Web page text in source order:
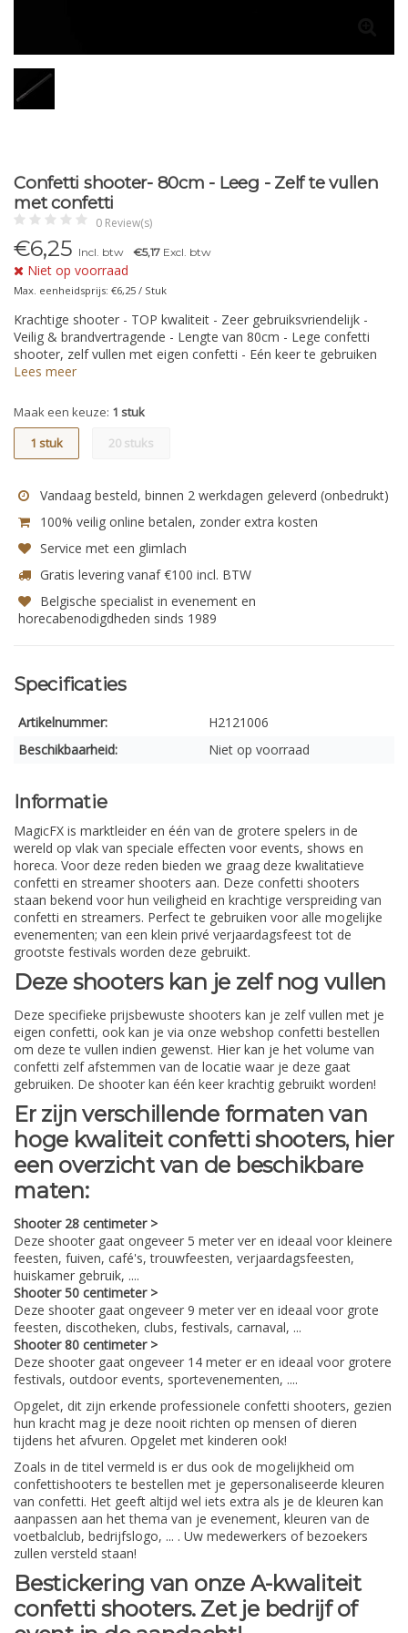
Confetti shooter- 80cm - Leeg - Zelf te vullen
met confetti
0 Review(s)
€6,25 Incl. btw €5,17 Excl. btw
Niet op voorraad
Max. eenheidsprijs: €6,25 / Stuk
Krachtige shooter - TOP kwaliteit - Zeer gebruiksvriendelijk -
Veilig & brandvertragende - Lengte van 80cm - Lege confetti
shooter, zelf vullen met eigen confetti - Eén keer te gebruiken
Lees meer
Maak een keuze: 1 stuk
1 stuk
20 stuks
Vandaag besteld, binnen 2 werkdagen geleverd (onbedrukt)
100% veilig online betalen, zonder extra kosten
Service met een glimlach
Gratis levering vanaf €100 incl. BTW
Belgische specialist in evenement en
horecabenodigdheden sinds 1989
Specificaties
Artikelnummer:
H2121006
Beschikbaarheid:
Niet op voorraad
Informatie
MagicFX is marktleider en één van de grotere spelers in de
wereld op vlak van speciale effecten voor events, shows en
horeca. Voor deze reden bieden we graag deze kwalitatieve
confetti en streamer shooters aan. Deze confetti shooters
staan bekend voor hun veiligheid en krachtige verspreiding van
confetti en streamers. Perfect te gebruiken voor alle mogelijke
evenementen; van een klein privé verjaardagsfeest tot de
grootste festivals worden deze gebruikt.
Deze shooters kan je zelf nog vullen
Deze specifieke prijsbewuste shooters kan je zelf vullen met je
eigen confetti, ook kan je via onze webshop confetti bestellen
om deze te vullen indien gewenst. Hier kan je het volume van
confetti zelf afstemmen van de locatie waar je deze gaat
gebruiken. De shooter kan één keer krachtig gebruikt worden!
Er zijn verschillende formaten van
hoge kwaliteit confetti shooters, hier
een overzicht van de beschikbare
maten:
Shooter 28 centimeter >
Deze shooter gaat ongeveer 5 meter ver en ideaal voor kleinere
feesten, fuiven, café's, trouwfeesten, verjaardagsfeesten,
huiskamer gebruik, ....
Shooter 50 centimeter >
Deze shooter gaat ongeveer 9 meter ver en ideaal voor grote
feesten, discotheken, clubs, festivals, carnaval, ...
Shooter 80 centimeter >
Deze shooter gaat ongeveer 14 meter er en ideaal voor grotere
festivals, outdoor events, sportevenementen, ....
Opgelet, dit zijn erkende professionele confetti shooters, gezien
hun kracht mag je deze nooit richten op mensen of dieren
tijdens het afvuren. Opgelet met kinderen ook!
Zoals in de titel vermeld is er dus ook de mogelijkheid om
confettishooters te bestellen met je gepersonaliseerde kleuren
van confetti. Het geeft altijd wel iets extra als je de kleuren kan
aanpassen aan het thema van je evenement, kleuren van de
voetbalclub, bedrijfslogo, ... . Uw medewerkers of bezoekers
zullen versteld staan!
Bestickering van onze A-kwaliteit
confetti shooters.Zet je bedrijf of